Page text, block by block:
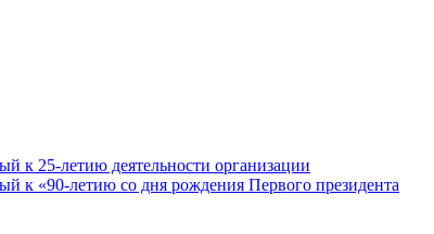
к 25-летию деятельности организации
к «90-летию со дня рождения Первого президента